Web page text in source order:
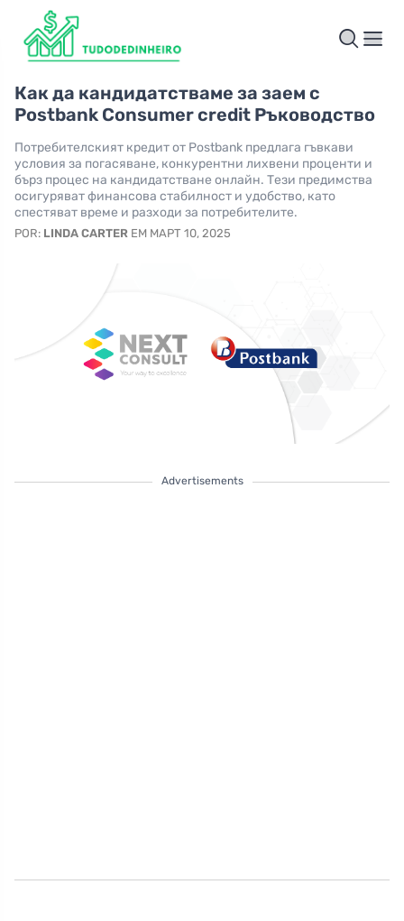
Как да кандидатстваме за заем с
Postbank Consumer credit Ръководство
Потребителският кредит от Postbank предлага гъвкави
условия за погасяване, конкурентни лихвени проценти и
бърз процес на кандидатстване онлайн. Тези предимства
осигуряват финансова стабилност и удобство, като
спестяват време и разходи за потребителите.
POR: LINDA CARTER EM МАРТ 10, 2025
Advertisements